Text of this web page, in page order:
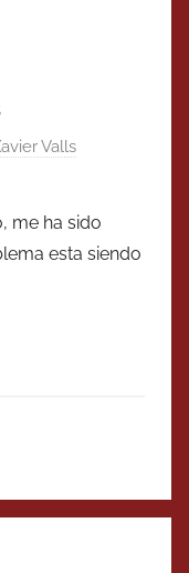
Valls
me ha sido
esta siendo